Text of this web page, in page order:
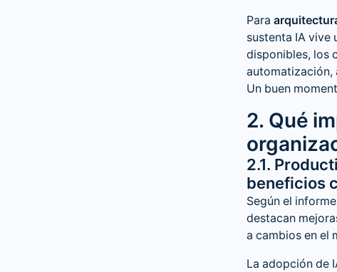
Para
sustenta IA vive
disponibles, los
automatización,
Un buen
2. Qué
2.1.
beneficios
Según el
destacan
a cambios en el
La adopción de